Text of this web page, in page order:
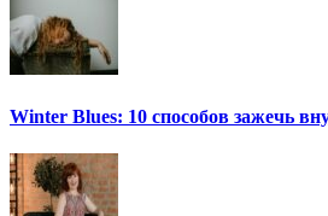
Winter Blues: 10 способов зажечь